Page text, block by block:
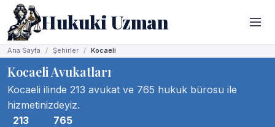
Hukuki Uzman
Ana Sayfa Şehirler Kocaeli
Kocaeli Avukatları
Kocaeli ilinde 213 avukat ve 765 hukuk bürosu ile
hizmetinizdeyiz.
213
765